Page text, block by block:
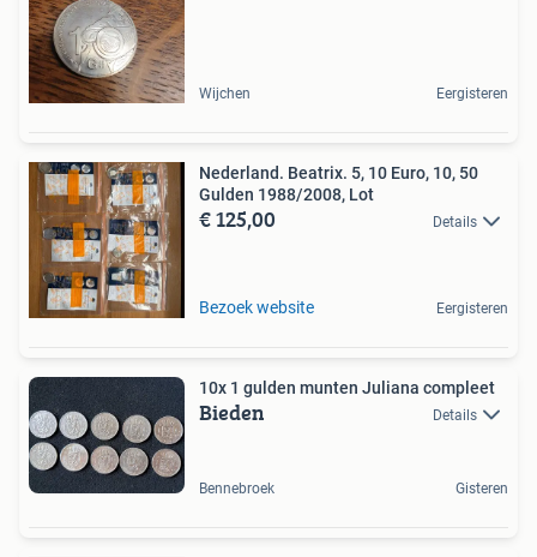
Wijchen Eergisteren
Nederland. Beatrix. 5, 10 Euro, 10, 50
Gulden 1988/2008, Lot
€ 125,00 Details
Bezoek website Eergisteren
10x 1 gulden munten Juliana compleet
Bieden Details
Bennebroek Gisteren